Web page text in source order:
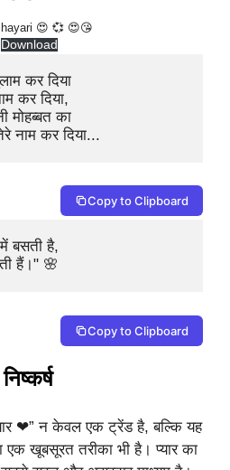
😍 💞 😍😘
Download
कर दिया
कर दिया,
मोहब्बत का
नाम कर दिया...
Copy to Clipboard
बसती है,
हैं।" 🌸
Copy to Clipboard
निष्कर्ष
❤” न केवल एक ट्रेंड है, बल्कि यह
खूबसूरत तरीका भी है। प्यार का